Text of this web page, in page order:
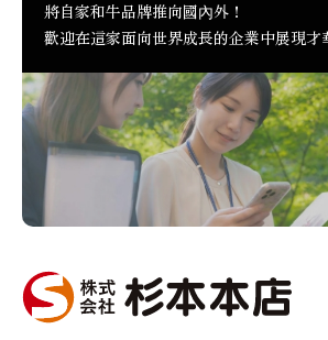
將自家和牛品牌推向國內外！
歡迎在這家面向世界成長的企業中展現才